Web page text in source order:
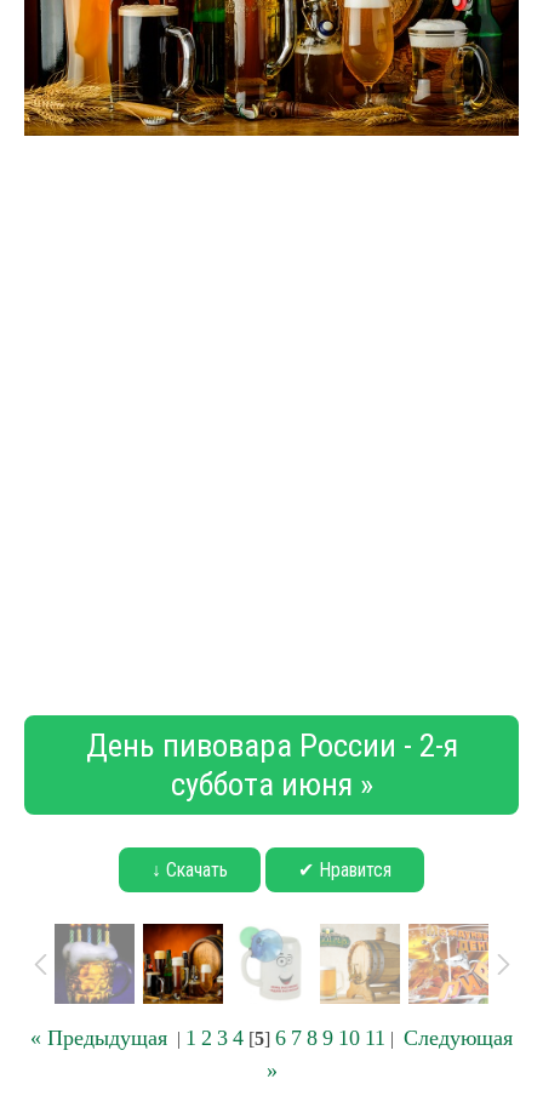
День пивовара России - 2-я
суббота июня »
↓ Скачать ✔ Нравится
« Предыдущая | 1 2 3 4 [5] 6 7 8 9 10 11 | Следующая
»